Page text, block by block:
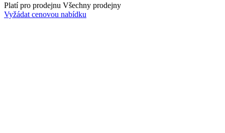
Platí pro prodejnu Všechny prodejny
Vyžádat cenovou nabídku